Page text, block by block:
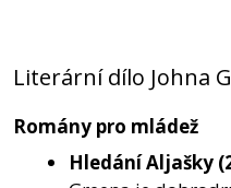
Literární dílo Johna
Romány pro mládež
Hledání Aljašky